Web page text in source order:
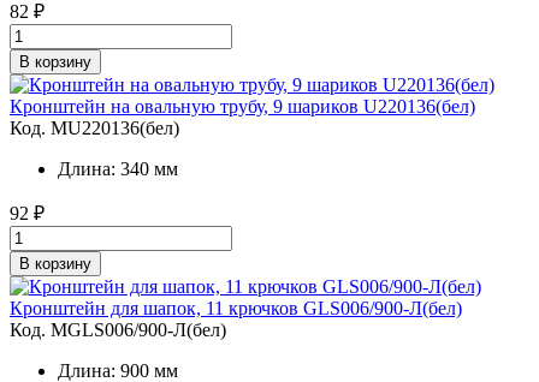
82 ₽
В корзину
Кронштейн на овальную трубу, 9 шариков U220136(бел)
Код. MU220136(бел)
Длина: 340 мм
92 ₽
В корзину
Кронштейн для шапок, 11 крючков GLS006/900-Л(бел)
Код. MGLS006/900-Л(бел)
Длина: 900 мм